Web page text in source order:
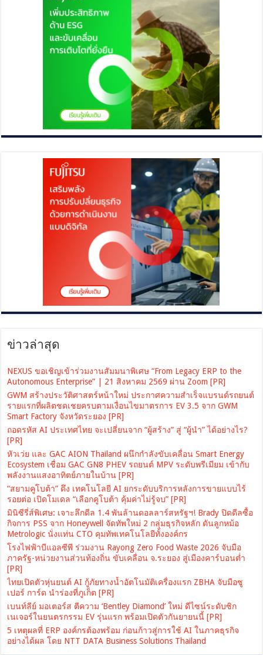
ข่าวล่าสุด
NEXUS ขอเชิญเข้าร่วมงานสัมมนาพิเศษ “From Legacy ERP to the
Autonomous Enterprise” | 21 สิงหาคม 2569 ผ่าน Zoom [PR]
GWM สร้างประวัติศาสตร์หน้าใหม่ ประกาศความสำเร็จแบรนด์รถยนต์
รายแรกที่ผลิตชดเชยครบตามเงื่อนไขมาตรการ EV 3.5 จาก GWM
Smart Factory จังหวัดระยอง [PR]
ถอดรหัส AI ประเทศไทย จะเปลี่ยนจาก “ผู้สร้าง” สู่ “ผู้นำ” ได้อย่างไร?
[PR]
หัวเว่ย และ GAC AION Thailand ผนึกกำลังขับเคลื่อน Smart Energy
Ecosystem เชื่อม GAC GN8 PHEV รถยนต์ MPV ระดับพรีเมียม เข้ากับ
พลังงานแสงอาทิตย์ภายในบ้าน [PR]
“สยามคูโบต้า” ดึง เทคโนโลยี AI ยกระดับบริการหลังการขายแบบไร้
รอยต่อ เปิดโมเดล “เลือกคูโบต้า คุ้มค่าไม่รู้จบ” [PR]
มินิซีรี่ส์พิเศษ: เจาะลึกดีล 1.4 พันล้านดอลลาร์สหรัฐฯ! Brady ปิดดีลซื้อ
กิจการ PSS จาก Honeywell จัดทัพใหม่ 2 กลุ่มธุรกิจหลัก ดันลูกหม้อ
Metrologic นั่งแท่น CTO คุมทัพเทคโนโลยีทั้งองค์กร
โรงไฟฟ้าบีแอลซีพี ร่วมงาน Rayong Zero Food Waste 2026 จับมือ
ภาครัฐ-หน่วยงานส่วนท้องถิ่น ขับเคลื่อน จ.ระยอง สู่เมืองคาร์บอนต่ำ
[PR]
ไทยเปิดตัวหุ่นยนต์ AI กู้ภัยทางน้ำอัตโนมัติเครื่องแรก ZBHA จับมือซู
เปอร์ การ์ด นำร่องที่ภูเก็ต [PR]
เบนท์ลีย์ มอเตอร์ส ตีความ ‘Bentley Diamond’ ใหม่ ดีไซน์ระดับซิก
เนเจอร์ในยนตรกรรม EV รุ่นแรก พร้อมเปิดตัวกันยายนนี้ [PR]
5 เหตุผลที่ ERP องค์กรต้องพร้อม ก่อนก้าวสู่การใช้ AI ในภาคธุรกิจ
อย่างได้ผล โดย NTT DATA Business Solutions Thailand